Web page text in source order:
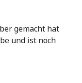
gemacht hat
und ist noch